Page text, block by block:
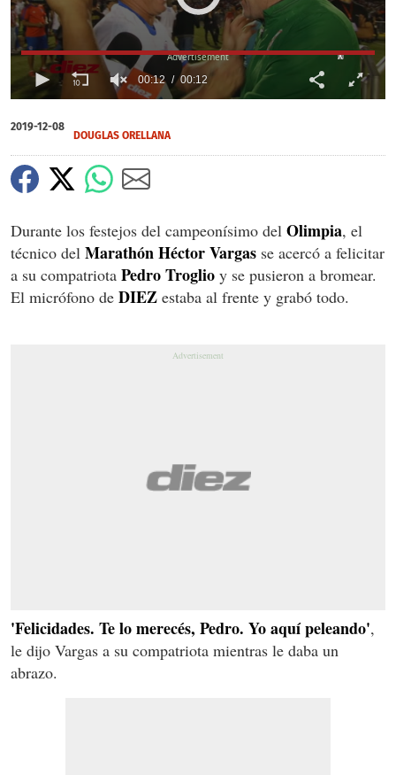
of
12
00:12 00:12
X
2019-12-08
DOUGLAS ORELLANA
Durante los festejos del campeonísimo del Olimpia, el
técnico del Marathón Héctor Vargas se acercó a felicitar
a su compatriota Pedro Troglio y se pusieron a bromear.
El micrófono de DIEZ estaba al frente y grabó todo.
'Felicidades. Te lo merecés, Pedro. Yo aquí peleando',
le dijo Vargas a su compatriota mientras le daba un
abrazo.